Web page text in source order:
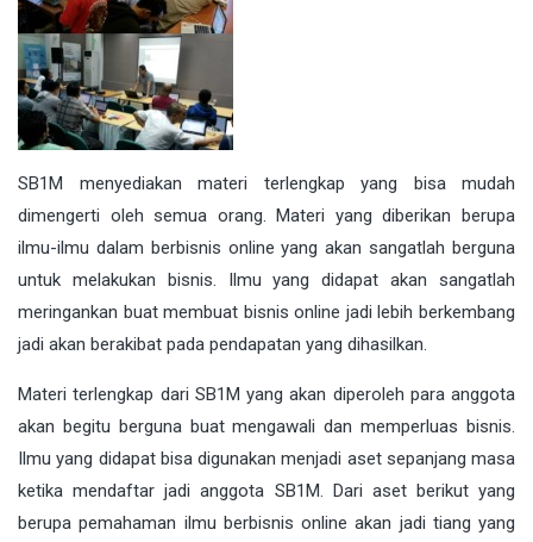
SB1M menyediakan materi terlengkap yang bisa mudah
dimengerti oleh semua orang. Materi yang diberikan berupa
ilmu-ilmu dalam berbisnis online yang akan sangatlah berguna
untuk melakukan bisnis. Ilmu yang didapat akan sangatlah
meringankan buat membuat bisnis online jadi lebih berkembang
jadi akan berakibat pada pendapatan yang dihasilkan.
Materi terlengkap dari SB1M yang akan diperoleh para anggota
akan begitu berguna buat mengawali dan memperluas bisnis.
Ilmu yang didapat bisa digunakan menjadi aset sepanjang masa
ketika mendaftar jadi anggota SB1M. Dari aset berikut yang
berupa pemahaman ilmu berbisnis online akan jadi tiang yang